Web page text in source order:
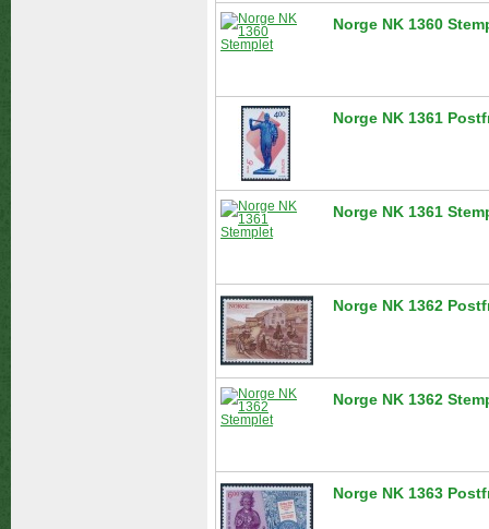
Norge NK 1360
Norge NK 1361
Norge NK 1361
Norge NK 1362
Norge NK 1362
Norge NK 1363